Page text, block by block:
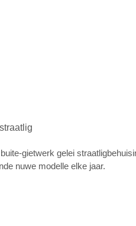
gietwerk gelei
nuwe modelle elke jaar.